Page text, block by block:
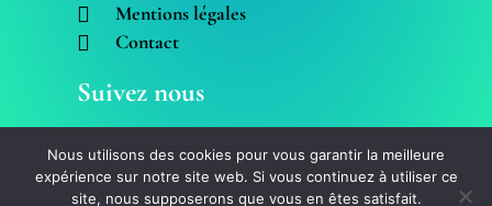
Mentions légales
Contact
Suivez nous
Nous utilisons des cookies pour vous garantir la meilleure
expérience sur notre site web. Si vous continuez à utiliser ce
site, nous supposerons que vous en êtes satisfait.